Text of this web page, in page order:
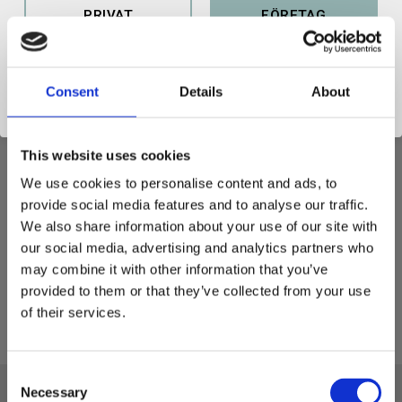
Consent Details About
This website uses cookies
We use cookies to personalise content and ads, to
provide social media features and to analyse our traffic.
We also share information about your use of our site with
our social media, advertising and analytics partners who
may combine it with other information that you’ve
provided to them or that they’ve collected from your use
of their services.
Necessary
Svensktillverkade Olofsfors SharqEdges™ plana vägstål för både
Håldelning: C-C 305 mm
Längd: 991 mm
Höjd: 200 mm
Tjocklek: 10 mm
Bulthål: 4x2
Vikt: 15,3 kg
PRIVAT FÖRETAG